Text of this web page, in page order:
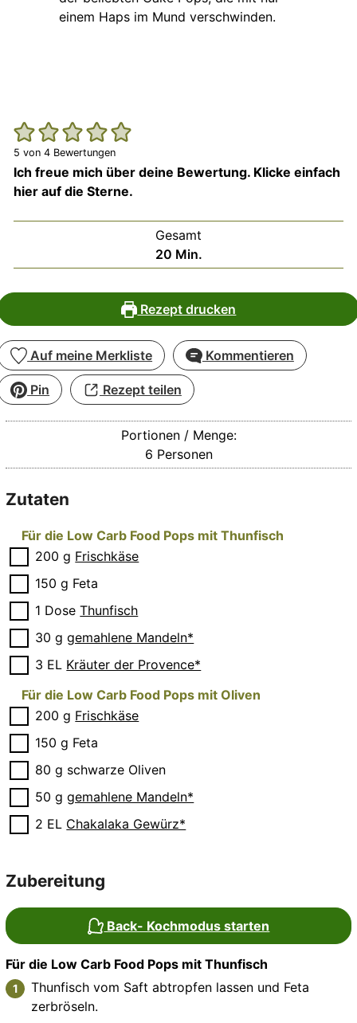
5 von4 Bewertungen
Ich freue mich über deine Bewertung. Klicke einfach
hier auf die Sterne.
Gesamt
20Minuten
Min.
Rezept drucken
Auf meine Merkliste Kommentieren
Pin Rezept teilen
Portionen / Menge:
6 Personen
Zutaten
Für die Low Carb Food Pops mit Thunfisch
▢
200 g Frischkäse
▢
150 g Feta
▢
1 Dose Thunfisch
▢
30 g gemahlene Mandeln*
▢
3 EL Kräuter der Provence*
Für die Low Carb Food Pops mit Oliven
▢
200 g Frischkäse
▢
150 g Feta
▢
80 g schwarze Oliven
▢
50 g gemahlene Mandeln*
▢
2 EL Chakalaka Gewürz*
Zubereitung
Back- Kochmodus starten
Für die Low Carb Food Pops mit Thunfisch
Thunfisch vom Saft abtropfen lassen und Feta
zerbröseln.